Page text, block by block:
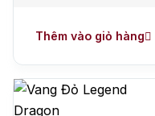
Thêm vào giỏ hàng